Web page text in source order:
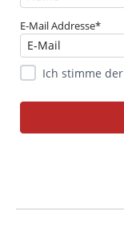
E-Mail Addresse*
Ich stimme der